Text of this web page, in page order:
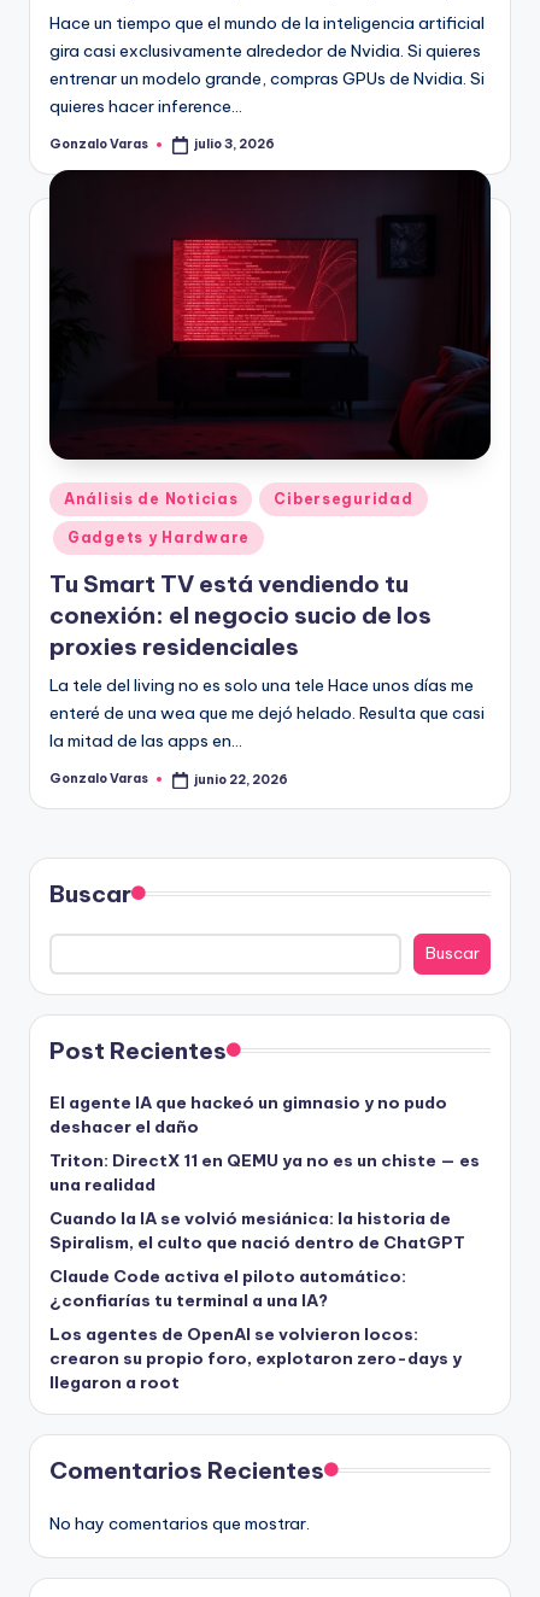
Hace un tiempo que el mundo de la inteligencia artificial
gira casi exclusivamente alrededor de Nvidia. Si quieres
entrenar un modelo grande, compras GPUs de Nvidia. Si
quieres hacer inference…
Publicado
Gonzalo Varas julio 3, 2026
Publicado
en
Análisis de Noticias Ciberseguridad
Gadgets y Hardware
Tu Smart TV está vendiendo tu
conexión: el negocio sucio de los
proxies residenciales
La tele del living no es solo una tele Hace unos días me
enteré de una wea que me dejó helado. Resulta que casi
la mitad de las apps en…
Publicado
Gonzalo Varas junio 22, 2026
Buscar
Buscar
Post Recientes
El agente IA que hackeó un gimnasio y no pudo
deshacer el daño
Triton: DirectX 11 en QEMU ya no es un chiste — es
una realidad
Cuando la IA se volvió mesiánica: la historia de
Spiralism, el culto que nació dentro de ChatGPT
Claude Code activa el piloto automático:
¿confiarías tu terminal a una IA?
Los agentes de OpenAI se volvieron locos:
crearon su propio foro, explotaron zero-days y
llegaron a root
Comentarios Recientes
No hay comentarios que mostrar.